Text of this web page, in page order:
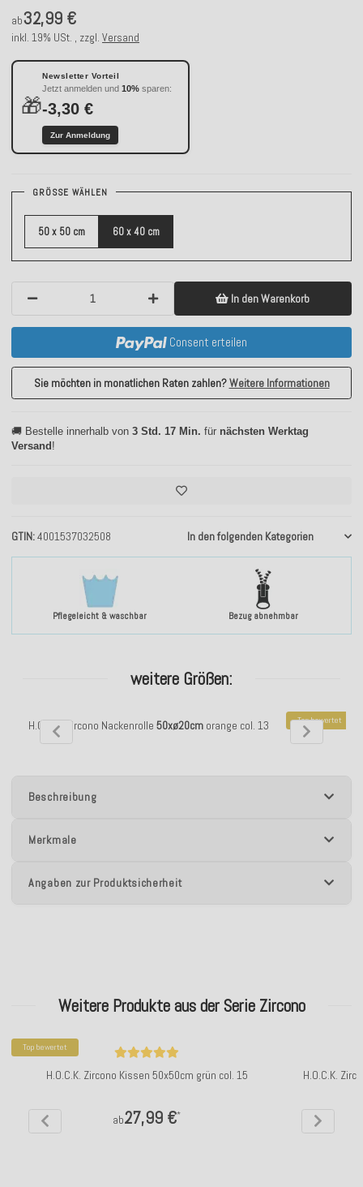
Pflegeleicht & waschbar Bezug abnehmbar
GTIN 4001537032508 In den folgenden Kategorien
ab32,99 €
inkl. 19% USt. , zzgl. Versand
🎁
Newsletter Vorteil
Jetzt anmelden und 10% sparen:
-3,30 €
Zur Anmeldung
GRÖSSE WÄHLEN
50 x 50 cm 60 x 40 cm
In den Warenkorb
Consent erteilen
Sie möchten in monatlichen Raten zahlen?Weitere Informationen
🚚 Bestelle innerhalb von 3 Std. 17 Min. für nächsten Werktag
Versand !
weitere Größen:
H.O.C.K. Zircono Nackenrolle 50xø20cm orange col. 13 Top bewertet
H.O.C.K.
Beschreibung
Merkmale
Angaben zur Produktsicherheit
Weitere Produkte aus der Serie Zircono
Top bewertet
H.O.C.K. Zircono Kissen 50x50cm grün col. 15
ab27,99 €*
H.O.C.K.